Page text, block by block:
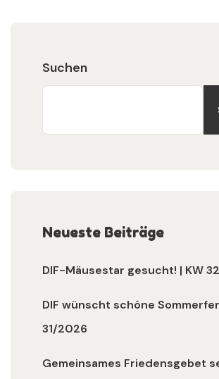
Suchen
Neueste Beiträge
DIF-Mäusestar gesucht! | KW
DIF wünscht schöne
31/2026
Gemeinsames Friedensgebet